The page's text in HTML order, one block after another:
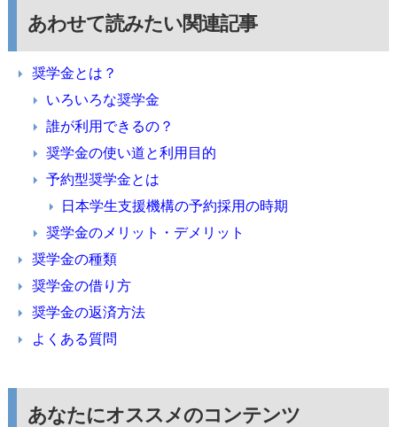
あわせて読みたい関連記事
奨学金とは？
いろいろな奨学金
誰が利用できるの？
奨学金の使い道と利用目的
予約型奨学金とは
日本学生支援機構の予約採用の時期
奨学金のメリット・デメリット
奨学金の種類
奨学金の借り方
奨学金の返済方法
よくある質問
あなたにオススメのコンテンツ